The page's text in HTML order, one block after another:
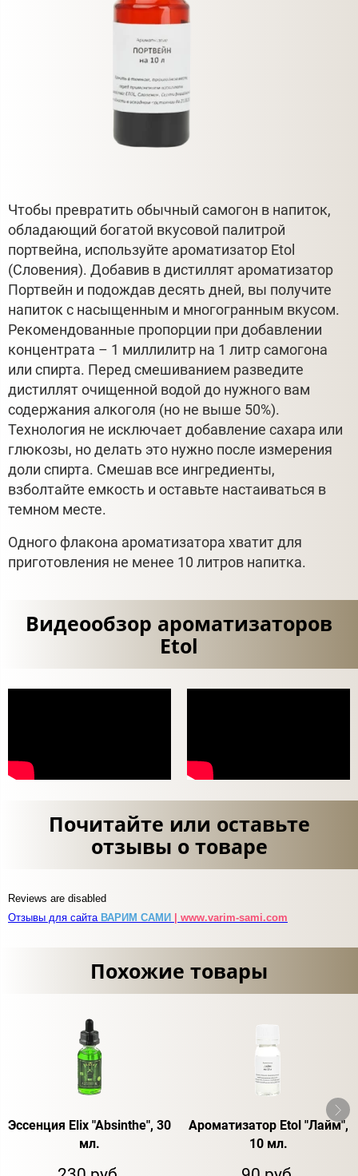
Чтобы превратить обычный самогон в напиток,
обладающий богатой вкусовой палитрой
портвейна, используйте ароматизатор Etol
(Словения). Добавив в дистиллят ароматизатор
Портвейн и подождав десять дней, вы получите
напиток с насыщенным и многогранным вкусом.
Рекомендованные пропорции при добавлении
концентрата – 1 миллилитр на 1 литр самогона
или спирта. Перед смешиванием разведите
дистиллят очищенной водой до нужного вам
содержания алкоголя (но не выше 50%).
Технология не исключает добавление сахара или
глюкозы, но делать это нужно после измерения
доли спирта. Смешав все ингредиенты,
взболтайте емкость и оставьте настаиваться в
темном месте.
Одного флакона ароматизатора хватит для
приготовления не менее 10 литров напитка.
Видеообзор ароматизаторов
Etol
Почитайте или оставьте
отзывы о товаре
Reviews are disabled
Отзывы для сайта ВАРИМ САМИ | www.varim-sami.com
Похожие товары
Эссенция Elix "Absinthe", 30
мл.
Ароматизатор Etol "Лайм",
10 мл.